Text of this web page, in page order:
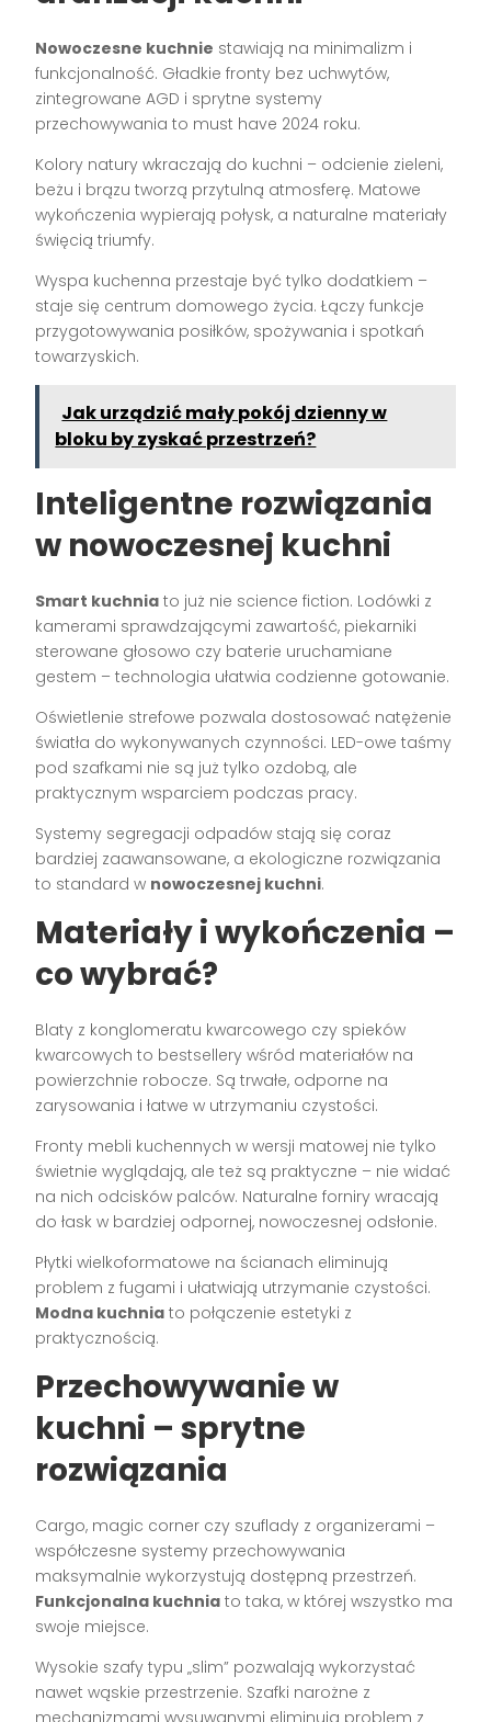
Nowoczesne kuchnie stawiają na minimalizm i
funkcjonalność. Gładkie fronty bez uchwytów,
zintegrowane AGD i sprytne systemy
przechowywania to must have 2024 roku.
Kolory natury wkraczają do kuchni – odcienie zieleni,
beżu i brązu tworzą przytulną atmosferę. Matowe
wykończenia wypierają połysk, a naturalne materiały
święcią triumfy.
Wyspa kuchenna przestaje być tylko dodatkiem –
staje się centrum domowego życia. Łączy funkcje
przygotowywania posiłków, spożywania i spotkań
towarzyskich.
Jak urządzić mały pokój dzienny w
bloku by zyskać przestrzeń?
Inteligentne rozwiązania
w nowoczesnej kuchni
Smart kuchnia to już nie science fiction. Lodówki z
kamerami sprawdzającymi zawartość, piekarniki
sterowane głosowo czy baterie uruchamiane
gestem – technologia ułatwia codzienne gotowanie.
Oświetlenie strefowe pozwala dostosować natężenie
światła do wykonywanych czynności. LED-owe taśmy
pod szafkami nie są już tylko ozdobą, ale
praktycznym wsparciem podczas pracy.
Systemy segregacji odpadów stają się coraz
bardziej zaawansowane, a ekologiczne rozwiązania
to standard w nowoczesnej kuchni.
Materiały i wykończenia –
co wybrać?
Blaty z konglomeratu kwarcowego czy spieków
kwarcowych to bestsellery wśród materiałów na
powierzchnie robocze. Są trwałe, odporne na
zarysowania i łatwe w utrzymaniu czystości.
Fronty mebli kuchennych w wersji matowej nie tylko
świetnie wyglądają, ale też są praktyczne – nie widać
na nich odcisków palców. Naturalne forniry wracają
do łask w bardziej odpornej, nowoczesnej odsłonie.
Płytki wielkoformatowe na ścianach eliminują
problem z fugami i ułatwiają utrzymanie czystości.
Modna kuchnia to połączenie estetyki z
praktycznością.
Przechowywanie w
kuchni – sprytne
rozwiązania
Cargo, magic corner czy szuflady z organizerami –
współczesne systemy przechowywania
maksymalnie wykorzystują dostępną przestrzeń.
Funkcjonalna kuchnia to taka, w której wszystko ma
swoje miejsce.
Wysokie szafy typu „slim” pozwalają wykorzystać
nawet wąskie przestrzenie. Szafki narożne z